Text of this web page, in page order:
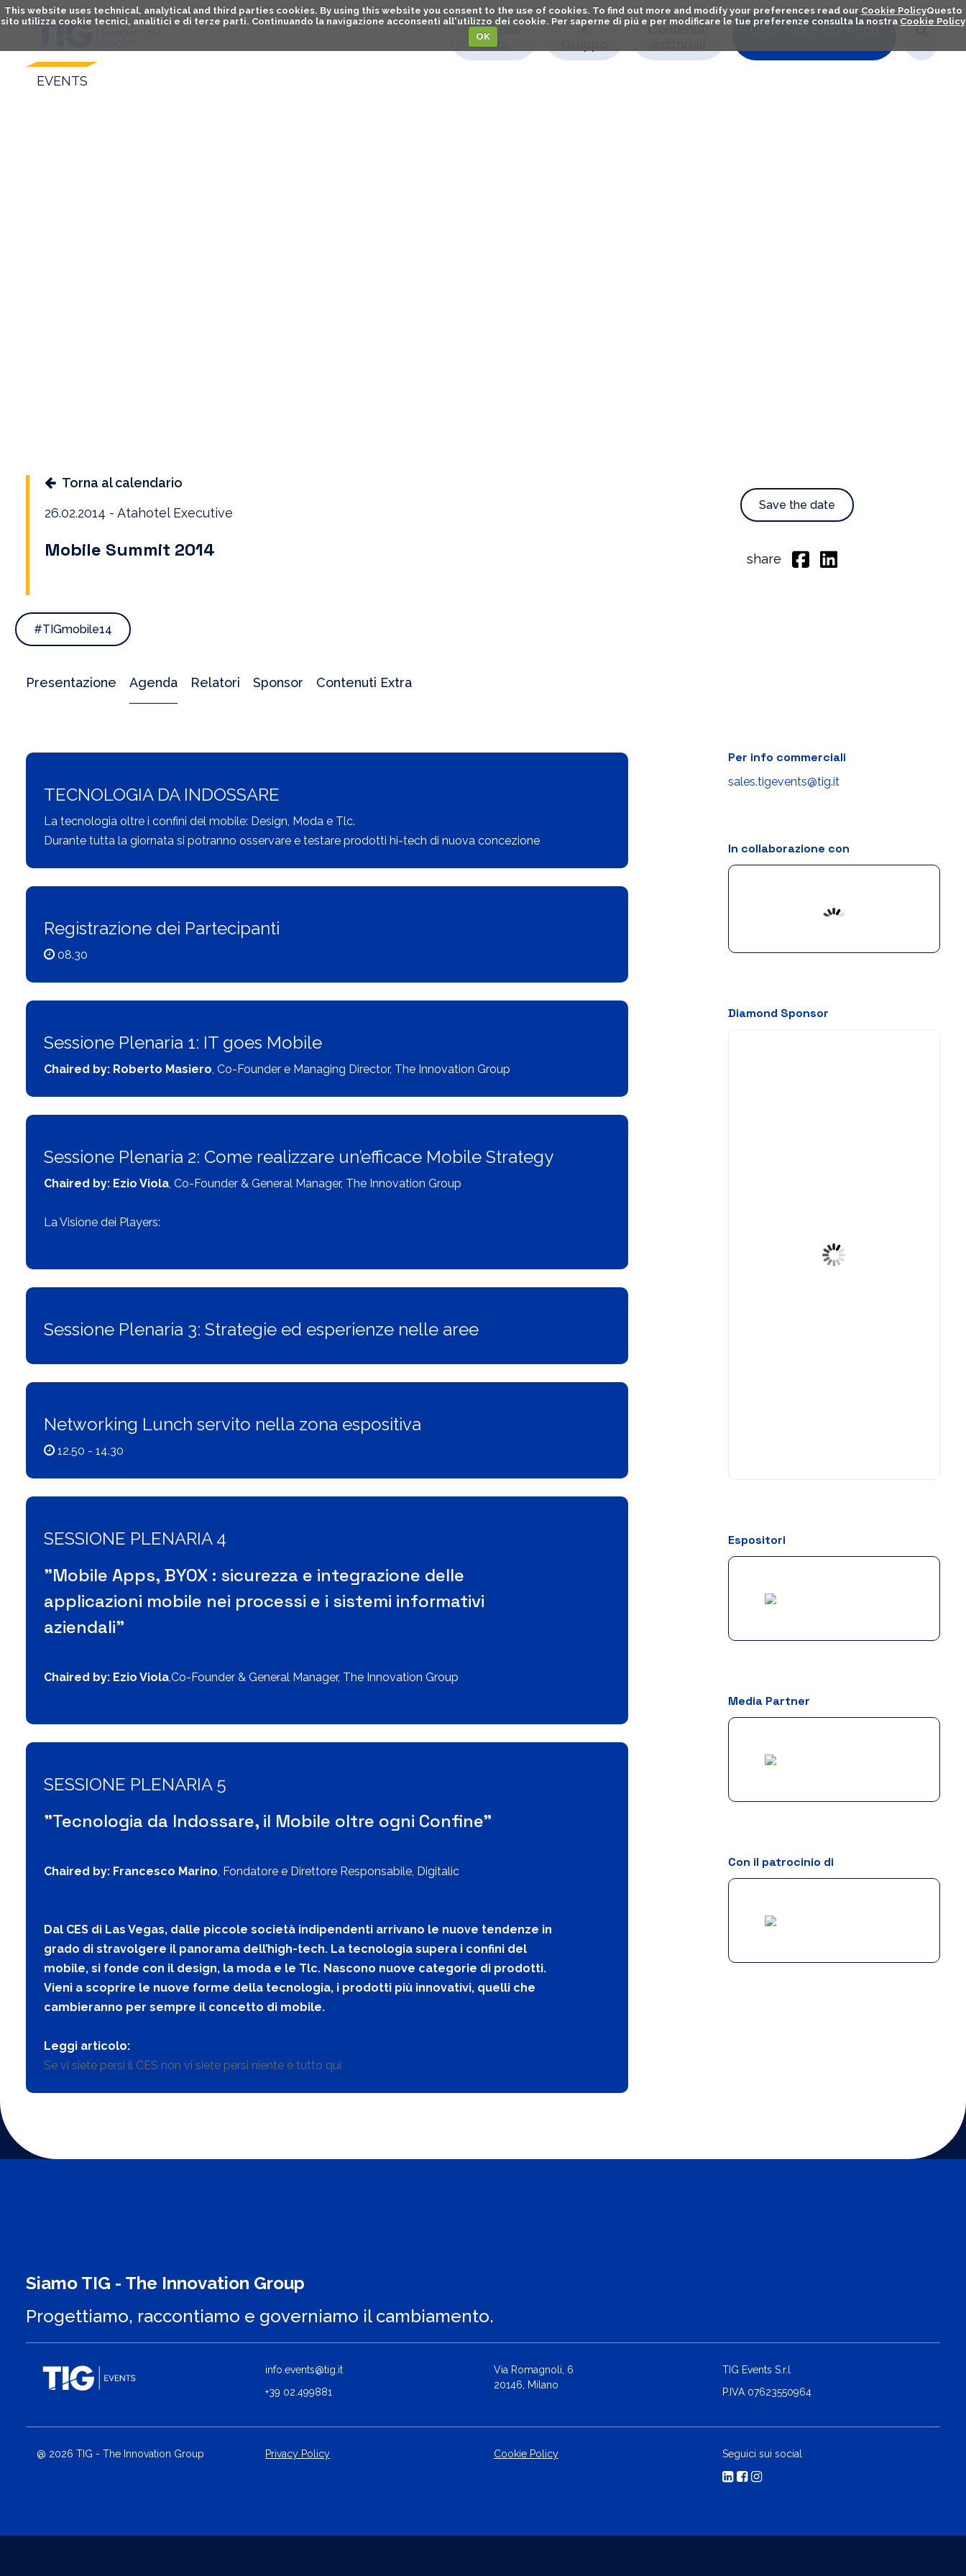
This website uses technical, analytical and third parties cookies. By using this website you consent to the use of cookies. To find out more and modify your preferences read our Cookie PolicyQuesto
sito utilizza cookie tecnici, analitici e di terze parti. Continuando la navigazione acconsenti all'utilizzo dei cookie. Per saperne di piú e per modificare le tue preferenze consulta la nostra Cookie Policy
OK
EVENTS
Let's Talk & Connect!
Business
Area
Il
Contenuti
Torna al calendario
26.02.2014 - Atahotel Executive
Mobile Summit 2014
Save the date
share
#TIGmobile14
Presentazione Agenda Relatori Sponsor Contenuti Extra
TECNOLOGIA DA INDOSSARE
La tecnologia oltre i confini del mobile: Design, Moda e Tlc.
Durante tutta la giornata si potranno osservare e testare prodotti hi-tech di nuova concezione
Registrazione dei Partecipanti
08.30
Sessione Plenaria 1: IT goes Mobile
Chaired by: Roberto Masiero, Co-Founder e Managing Director, The Innovation Group
Sessione Plenaria 2: Come realizzare un’efficace Mobile Strategy
Chaired by: Ezio Viola, Co-Founder & General Manager, The Innovation Group
La Visione dei Players:
Sessione Plenaria 3: Strategie ed esperienze nelle aree
Networking Lunch servito nella zona espositiva
12.50 - 14.30
SESSIONE PLENARIA 4
"Mobile Apps, BYOX : sicurezza e integrazione delle
applicazioni mobile nei processi e i sistemi informativi
aziendali"
Chaired by: Ezio Viola,Co-Founder & General Manager, The Innovation Group
SESSIONE PLENARIA 5
"Tecnologia da Indossare, il Mobile oltre ogni Confine"
Chaired by: Francesco Marino, Fondatore e Direttore Responsabile, Digitalic
Dal CES di Las Vegas, dalle piccole società indipendenti arrivano le nuove tendenze in
grado di stravolgere il panorama dell’high-tech. La tecnologia supera i confini del
mobile, si fonde con il design, la moda e le Tlc. Nascono nuove categorie di prodotti.
Vieni a scoprire le nuove forme della tecnologia, i prodotti più innovativi, quelli che
cambieranno per sempre il concetto di mobile.
Leggi articolo:
Se vi siete persi il CES non vi siete persi niente è tutto qui
Per info commerciali
sales.tigevents@tig.it
In collaborazione con
Diamond Sponsor
Espositori
Media Partner
Con il patrocinio di
Siamo TIG - The Innovation Group
Progettiamo, raccontiamo e governiamo il cambiamento.
info.events@tig.it
+39 02.499881
Via Romagnoli, 6
20146, Milano
TIG Events S.r.l
P.IVA 07623550964
@ 2026 TIG - The Innovation Group Privacy Policy Cookie Policy Seguici sui social